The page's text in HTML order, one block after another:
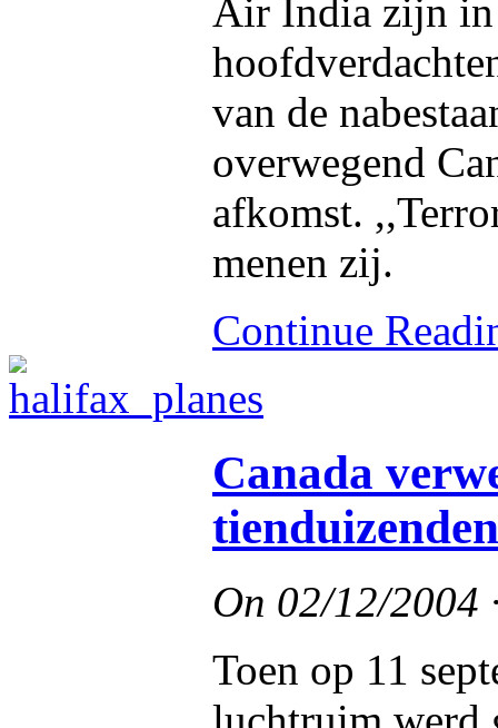
Air India zijn in
van de
overwegend
afkomst.
menen zij.
Continue
Canada
On 02/12/2004
Toen op 11